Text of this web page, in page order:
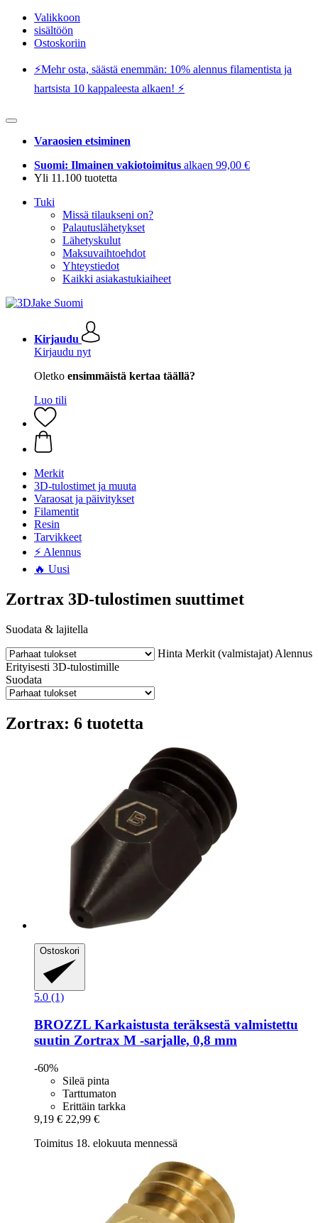
Valikkoon
sisältöön
Ostoskoriin
⚡️Mehr osta, säästä enemmän: 10% alennus filamentista ja
hartsista 10 kappaleesta alkaen! ⚡️
Varaosien etsiminen
Suomi: Ilmainen vakiotoimitus alkaen 99,00 €
Yli 11.100 tuotetta
Tuki
Missä tilaukseni on?
Palautuslähetykset
Lähetyskulut
Maksuvaihtoehdot
Yhteystiedot
Kaikki asiakastukiaiheet
Kirjaudu
Kirjaudu nyt
Oletko ensimmäistä kertaa täällä?
Luo tili
Merkit
3D-tulostimet ja muuta
Varaosat ja päivitykset
Filamentit
Resin
Tarvikkeet
⚡ Alennus
🔥 Uusi
Zortrax 3D-tulostimen suuttimet
Suodata & lajitella
Hinta Merkit (valmistajat) Alennus
Erityisesti 3D-tulostimille
Suodata
Zortrax: 6 tuotetta
Ostoskori
5.0 (1)
BROZZL Karkaistusta teräksestä valmistettu
suutin Zortrax M -​sarjalle, 0,8 mm
-60%
Sileä pinta
Tarttumaton
Erittäin tarkka
9,19 € 22,99 €
Toimitus 18. elokuuta mennessä